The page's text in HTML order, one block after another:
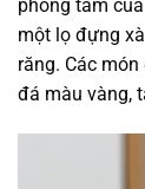
phòng tắm
một lọ đựng
răng. Các
đá màu vàng,